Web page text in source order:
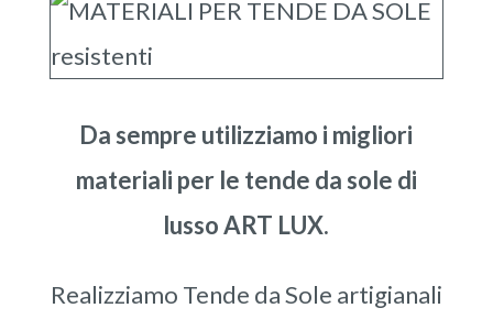
Da sempre utilizziamo i migliori
materiali per le tende da sole di
lusso ART LUX.
Realizziamo Tende da Sole artigianali